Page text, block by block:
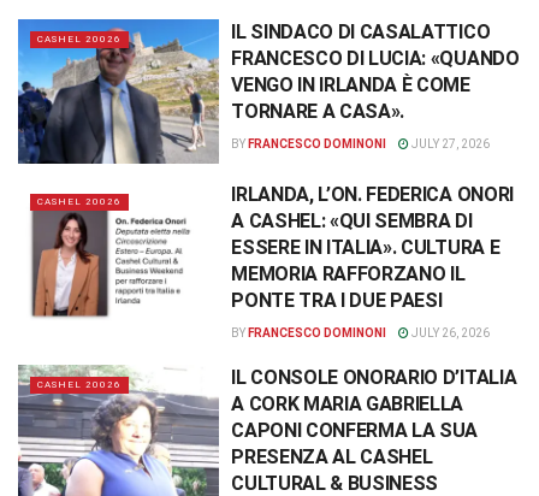
CASHEL 20026
IL SINDACO DI CASALATTICO
FRANCESCO DI LUCIA: «QUANDO
VENGO IN IRLANDA È COME
TORNARE A CASA».
BY FRANCESCO DOMINONI JULY 27, 2026
CASHEL 20026
IRLANDA, L’ON. FEDERICA ONORI
A CASHEL: «QUI SEMBRA DI
ESSERE IN ITALIA». CULTURA E
MEMORIA RAFFORZANO IL
PONTE TRA I DUE PAESI
BY FRANCESCO DOMINONI JULY 26, 2026
CASHEL 20026
IL CONSOLE ONORARIO D’ITALIA
A CORK MARIA GABRIELLA
CAPONI CONFERMA LA SUA
PRESENZA AL CASHEL
CULTURAL & BUSINESS